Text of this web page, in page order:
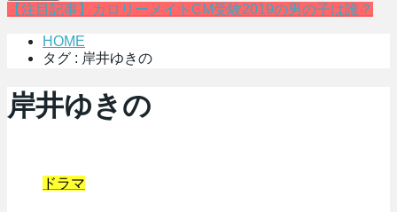
【注目記事】カロリーメイトCM受験2019の男の子は誰？
HOME
タグ : 岸井ゆきの
岸井ゆきの
ドラマ